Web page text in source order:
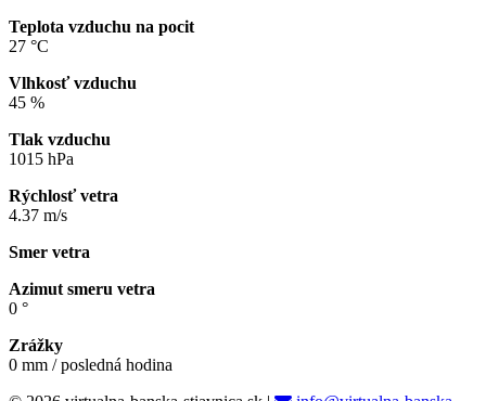
Teplota vzduchu na pocit
27 °C
Vlhkosť vzduchu
45 %
Tlak vzduchu
1015 hPa
Rýchlosť vetra
4.37 m/s
Smer vetra
Azimut smeru vetra
0 °
Zrážky
0 mm / posledná hodina